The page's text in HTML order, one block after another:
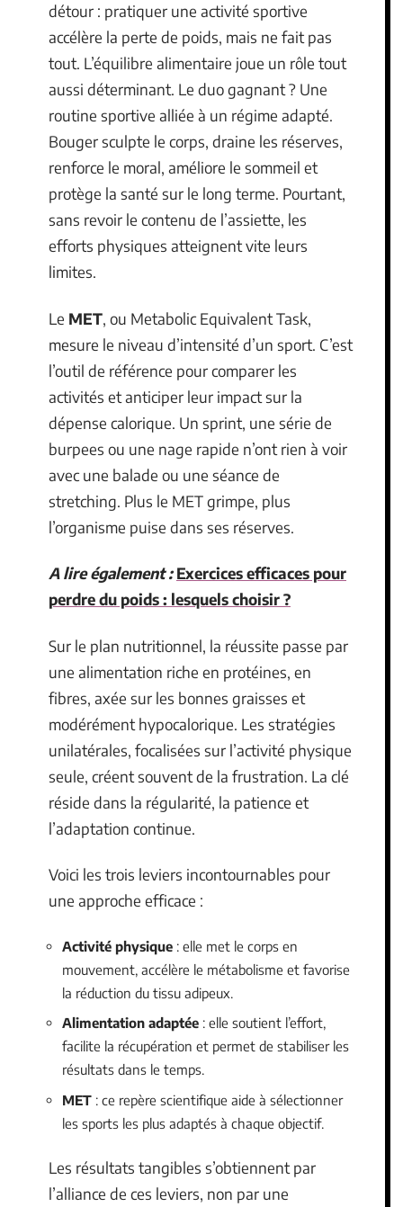
détour : pratiquer une activité sportive
accélère la perte de poids, mais ne fait pas
tout. L’équilibre alimentaire joue un rôle tout
aussi déterminant. Le duo gagnant ? Une
routine sportive alliée à un régime adapté.
Bouger sculpte le corps, draine les réserves,
renforce le moral, améliore le sommeil et
protège la santé sur le long terme. Pourtant,
sans revoir le contenu de l’assiette, les
efforts physiques atteignent vite leurs
limites.
Le MET, ou Metabolic Equivalent Task,
mesure le niveau d’intensité d’un sport. C’est
l’outil de référence pour comparer les
activités et anticiper leur impact sur la
dépense calorique. Un sprint, une série de
burpees ou une nage rapide n’ont rien à voir
avec une balade ou une séance de
stretching. Plus le MET grimpe, plus
l’organisme puise dans ses réserves.
A lire également : Exercices efficaces pour
perdre du poids : lesquels choisir ?
Sur le plan nutritionnel, la réussite passe par
une alimentation riche en protéines, en
fibres, axée sur les bonnes graisses et
modérément hypocalorique. Les stratégies
unilatérales, focalisées sur l’activité physique
seule, créent souvent de la frustration. La clé
réside dans la régularité, la patience et
l’adaptation continue.
Voici les trois leviers incontournables pour
une approche efficace :
Activité physique : elle met le corps en
mouvement, accélère le métabolisme et favorise
la réduction du tissu adipeux.
Alimentation adaptée : elle soutient l’effort,
facilite la récupération et permet de stabiliser les
résultats dans le temps.
MET : ce repère scientifique aide à sélectionner
les sports les plus adaptés à chaque objectif.
Les résultats tangibles s’obtiennent par
l’alliance de ces leviers, non par une